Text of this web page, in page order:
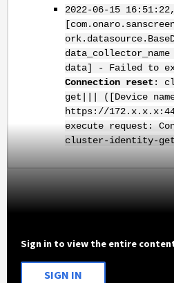
2022-06-15
data] - Failed to
Connection reset :
get||| ([Device
https://
execute request:
cluster-identity-
Sign in to view the entire
SIGN IN